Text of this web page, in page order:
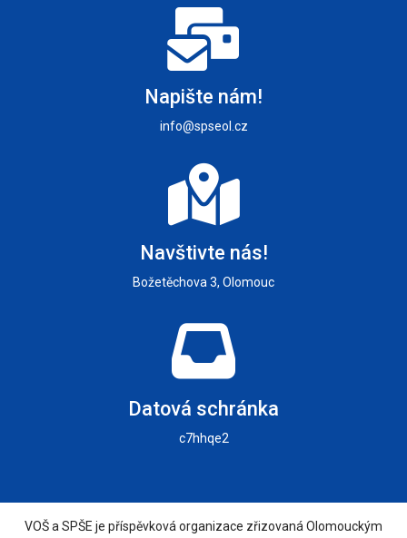
Napište nám!
info@spseol.cz
Navštivte nás!
Božetěchova 3, Olomouc
Datová schránka
c7hhqe2
VOŠ a SPŠE je příspěvková organizace zřizovaná Olomouckým